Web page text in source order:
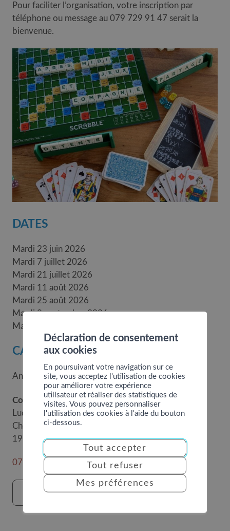
Pour faciliter l’organisation, votre inscription par
téléphone ou message au 079 729 91 47 serait la
bienvenue.
DATES
Mardi 23 juin 2026
Mardi 7 juillet 2026
Mardi 21 juillet 2026
Mardi 11 août 2026
Mardi 25 août 2026
Mardi 8 septembre 2026
Mardi 22 septembre 2026
CATÉGORIE
Animations
Contact
Lud'Oasis
Chemin de l'école 12
1996
Basse-Nendaz
079 729 91 47
VOIR LE SITE
Déclaration de consentement
aux cookies
En poursuivant votre navigation sur ce
site, vous acceptez l'utilisation de cookies
pour améliorer votre expérience
utilisateur et réaliser des statistiques de
visites. Vous pouvez personnaliser
l'utilisation des cookies à l'aide du bouton
ci-dessous.
Tout accepter
Tout refuser
Mes préférences